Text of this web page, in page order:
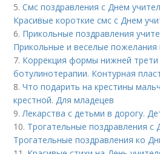
5.Смс поздравления с Днем
Красивые короткие смс с Днем
6. Прикольные поздравления
Прикольные и веселые
7. Коррекция формы нижней
ботулинотерапии. Контурная
8.Что подарить на крестины
крестной. Для младецев
9. Лекарства с детьми в дорогу.
10. Трогательные поздравления с
Трогательные поздравления ко